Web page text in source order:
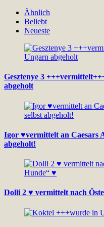
Ähnlich
Beliebt
Neueste
Gesztenye 3
abgeholt
Igor ♥vermittelt an Caesars
abgeholt!
Dolli 2 ♥ vermittelt nach